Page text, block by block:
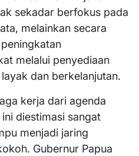
sekadar berfokus pada
melainkan secara
melalui penyediaan
dan berkelanjutan.
kerja dari agenda
diestimasi sangat
menjadi jaring
Gubernur Papua